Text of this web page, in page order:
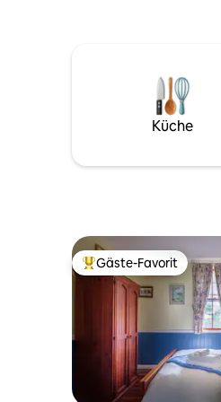
Küche
Beliebter Gäste-Favorit.
Gäste-Favorit